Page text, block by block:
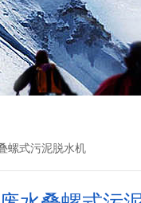
螺式污泥脱水机